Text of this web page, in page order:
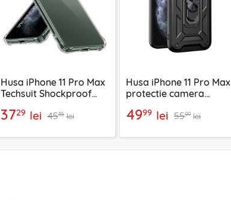
Husa iPhone 11 Pro Max
Techsuit Shockproof
transparenta
3729 lei 4535 lei
Husa iPhone 11 Pro Max
protectie camera
Series, negru
4999 lei 5599 lei